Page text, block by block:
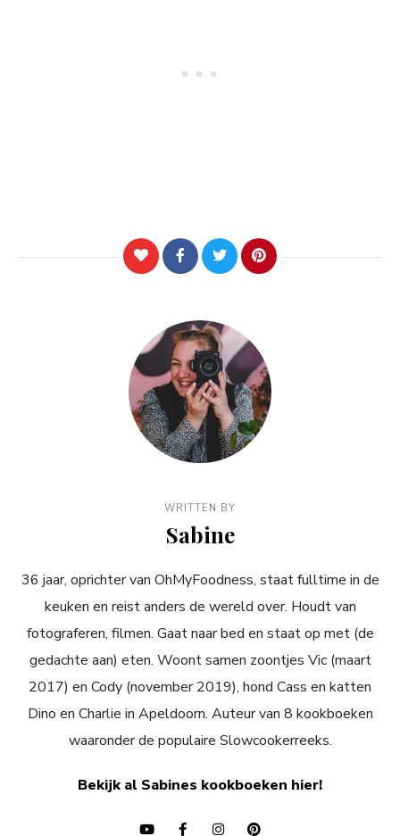
WRITTEN BY
Sabine
36 jaar, oprichter van OhMyFoodness, staat fulltime in de
keuken en reist anders de wereld over. Houdt van
fotograferen, filmen. Gaat naar bed en staat op met (de
gedachte aan) eten. Woont samen zoontjes Vic (maart
2017) en Cody (november 2019), hond Cass en katten
Dino en Charlie in Apeldoorn. Auteur van 8 kookboeken
waaronder de populaire Slowcookerreeks.
Bekijk al Sabines kookboeken hier!